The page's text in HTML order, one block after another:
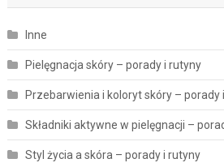
Inne
Pielęgnacja skóry – porady i rutyny
Przebarwienia i koloryt skóry – porady
Składniki aktywne w pielęgnacji –
Styl życia a skóra – porady i rutyny